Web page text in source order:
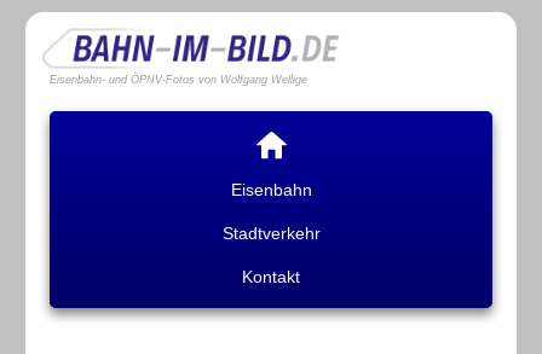
Eisenbahn- und ÖPNV-Fotos von Wolfgang Wellige
Eisenbahn
Stadtverkehr
Kontakt